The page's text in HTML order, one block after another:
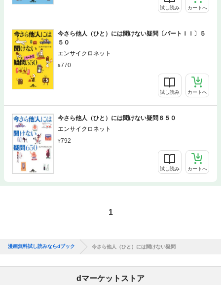
試し読み カートへ
今さら他人（ひと）には聞けない疑問〔パートＩＩ〕５
５０
エンサイクロネット
770
試し読み カートへ
今さら他人（ひと）には聞けない疑問６５０
エンサイクロネット
792
試し読み カートへ
1
漫画無料試し読みならdブック 今さら他人（ひと）には聞けない疑問
dマーケットストア